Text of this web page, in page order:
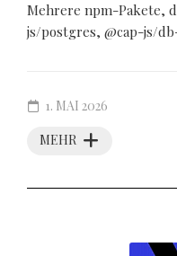
Mehrere npm-Pakete,
js/postgres, @cap-js/
MEHR
1. MAI 2026